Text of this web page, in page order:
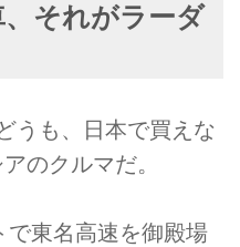
それがラーダ
うも、日本で買えな
のクルマだ。
で東名高速を御殿場